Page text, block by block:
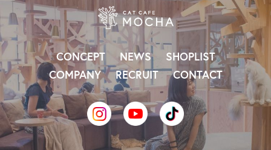
CONCEPT NEWS
SHOPLIST
COMPANY
RECRUIT CONTACT